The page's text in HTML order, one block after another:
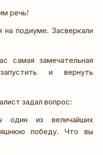
речь!
на подиуме. Засверкали
замечательная
и вернуть
задал вопрос:
из величайших
победу. Что вы